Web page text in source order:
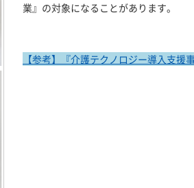
業』の対象になることがあります。
【参考】『介護テクノロジー導入支援